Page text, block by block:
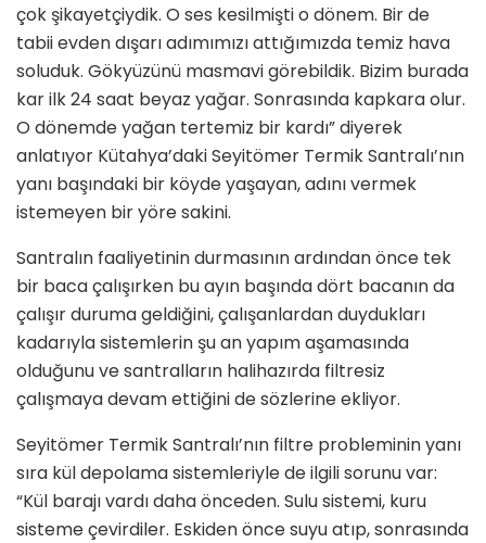
çok şikayetçiydik. O ses kesilmişti o dönem. Bir de
tabii evden dışarı adımımızı attığımızda temiz hava
soluduk. Gökyüzünü masmavi görebildik. Bizim burada
kar ilk 24 saat beyaz yağar. Sonrasında kapkara olur.
O dönemde yağan tertemiz bir kardı” diyerek
anlatıyor Kütahya’daki Seyitömer Termik Santralı’nın
yanı başındaki bir köyde yaşayan, adını vermek
istemeyen bir yöre sakini.
Santralın faaliyetinin durmasının ardından önce tek
bir baca çalışırken bu ayın başında dört bacanın da
çalışır duruma geldiğini, çalışanlardan duydukları
kadarıyla sistemlerin şu an yapım aşamasında
olduğunu ve santralların halihazırda filtresiz
çalışmaya devam ettiğini de sözlerine ekliyor.
Seyitömer Termik Santralı’nın filtre probleminin yanı
sıra kül depolama sistemleriyle de ilgili sorunu var:
“Kül barajı vardı daha önceden. Sulu sistemi, kuru
sisteme çevirdiler. Eskiden önce suyu atıp, sonrasında